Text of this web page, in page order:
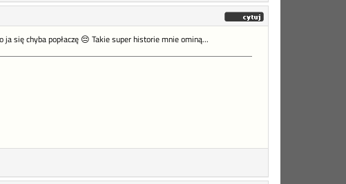
ja się chyba popłaczę 😔 Takie super historie mnie ominą...